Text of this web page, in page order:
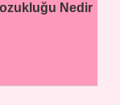
Nedir